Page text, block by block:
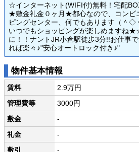
☆インターネット(WIFI付)無料！宅配
★敷金礼金０ヶ月★都心なので、コンビ
ピングセンター、何でもあります（＾◇
いつでもショッピングが楽しめます
に！！ナントJR小倉駅徒歩3分!!お仕事
れば楽々♪"安心オートロック付き♪"
物件基本情報
賃料
2.9万円
管理費等
3000円
敷金
-
礼金
-
敷引
-